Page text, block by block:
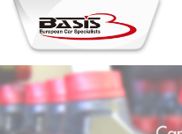
Skip
content